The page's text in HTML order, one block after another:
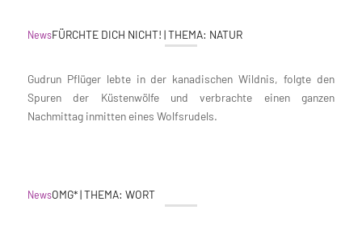
NewsFÜRCHTE DICH NICHT! | THEMA: NATUR
Gudrun Pflüger lebte in der kanadischen Wildnis, folgte den
Spuren der Küstenwölfe und verbrachte einen ganzen
Nachmittag inmitten eines Wolfsrudels.
NewsOMG* | THEMA: WORT